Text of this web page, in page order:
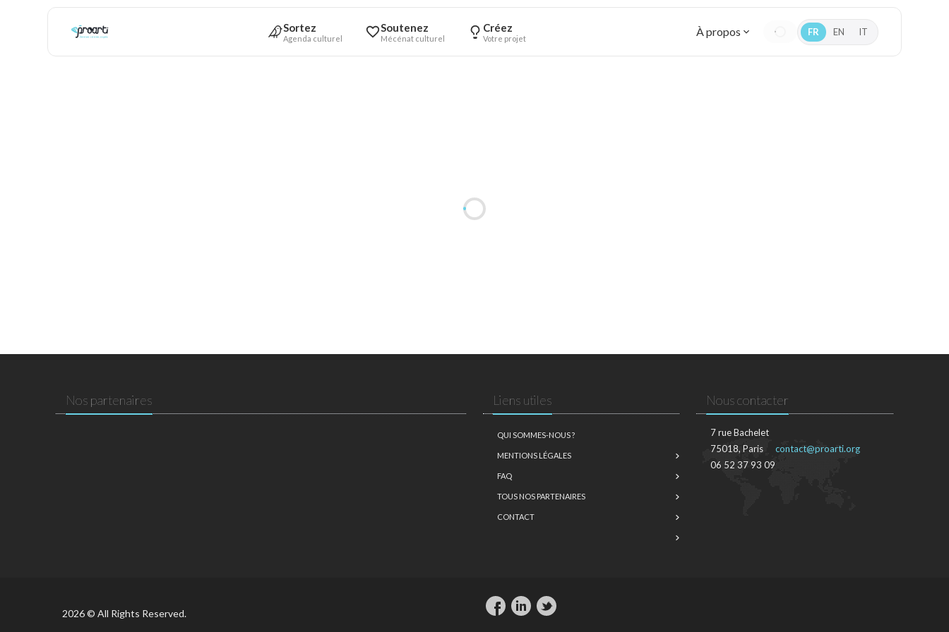
Sortez
Agenda culturel
Soutenez
Mécénat culturel
Créez
Votre projet À propos FR EN IT
Nos partenaires Liens utiles
QUI SOMMES-NOUS ?
MENTIONS LÉGALES
FAQ
TOUS NOS PARTENAIRES
CONTACT
Nous contacter
7 rue Bachelet
75018, Paris
06 52 37 93 09
contact@proarti.org
2026 © All Rights Reserved.